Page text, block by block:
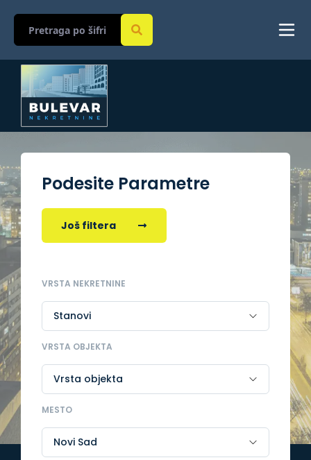
Podesite Parametre
Još filtera
VRSTA NEKRETNINE
VRSTA OBJEKTA
MESTO